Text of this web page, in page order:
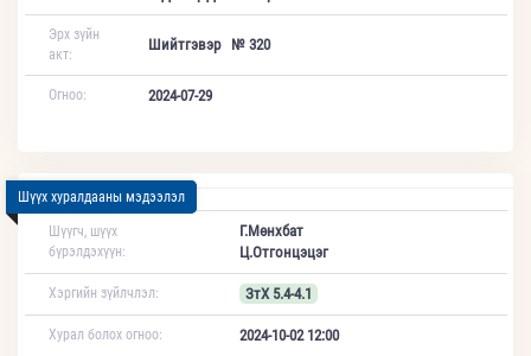
Эрх зүйн
акт:
Шийтгэвэр № 320
Огноо: 2024-07-29
Шүүх хуралдааны мэдээлэл
Шүүгч, шүүх
бүрэлдэхүүн:
Г.Мөнхбат
Ц.Отгонцэцэг
Хэргийн зүйлчлэл: ЗтХ 5.4-4.1
Хурал болох огноо: 2024-10-02 12:00